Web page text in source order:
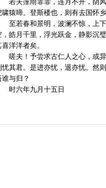
若夫霪雨霏霏，连月不开，阴
啸猿啼。登斯楼也，则有去国怀
至若春和景明，波澜不惊，上
，皓月千里，浮光跃金，静影沉
喜洋洋者矣。
嗟夫！予尝求古仁人之心，或
忧其君。是进亦忧，退亦忧。然
谁与归？
时六年九月十五日